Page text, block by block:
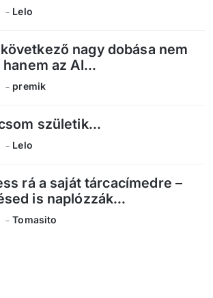
Lelo
nagy dobása nem
az AI...
premik
születik...
Lelo
rá a saját tárcacímedre –
is naplózzák...
Tomasito